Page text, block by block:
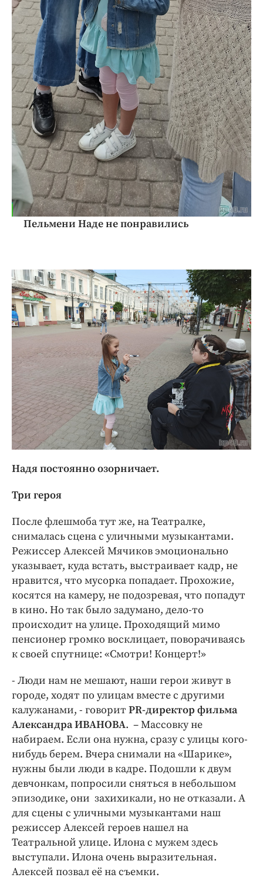
Пельмени Наде не понравились
Надя постоянно озорничает.
Три героя
После флешмоба тут же, на Театралке,
снималась сцена с уличными музыкантами.
Режиссер Алексей Мячиков эмоционально
указывает, куда встать, выстраивает кадр, не
нравится, что мусорка попадает. Прохожие,
косятся на камеру, не подозревая, что попадут
в кино. Но так было задумано, дело-то
происходит на улице. Проходящий мимо
пенсионер громко восклицает, поворачиваясь
к своей спутнице: «Смотри! Концерт!»
- Люди нам не мешают, наши герои живут в
городе, ходят по улицам вместе с другими
калужанами, - говорит PR-директор фильма
Александра ИВАНОВА. – Массовку не
набираем. Если она нужна, сразу с улицы кого-
нибудь берем. Вчера снимали на «Шарике»,
нужны были люди в кадре. Подошли к двум
девчонкам, попросили сняться в небольшом
эпизодике, они захихикали, но не отказали. А
для сцены с уличными музыкантами наш
режиссер Алексей героев нашел на
Театральной улице. Илона с мужем здесь
выступали. Илона очень выразительная.
Алексей позвал её на съемки.